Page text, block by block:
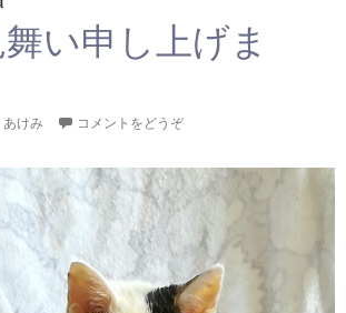
い申し上げま
あけみ コメントをどうぞ